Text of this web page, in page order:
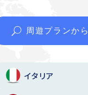
周遊プランから
イタリア